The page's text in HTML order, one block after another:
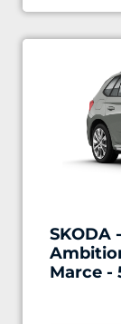
SKODA
Marce -